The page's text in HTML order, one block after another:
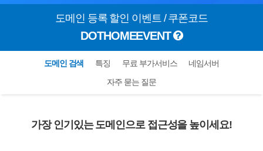
도메인 등록 할인 이벤트 / 쿠폰코드
DOTHOMEEVENT
도메인 검색 특징 무료 부가서비스
네임서버
자주 묻는 질문
가장 인기있는 도메인으로 접근성을 높이세요!